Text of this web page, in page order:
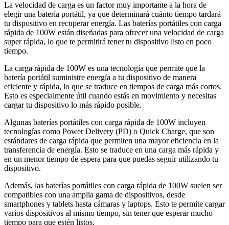
La velocidad de carga es un factor muy importante a la hora de
elegir una batería portátil, ya que determinará cuánto tiempo tardará
tu dispositivo en recuperar energía. Las baterías portátiles con carga
rápida de 100W están diseñadas para ofrecer una velocidad de carga
super rápida, lo que te permitirá tener tu dispositivo listo en poco
tiempo.
La carga rápida de 100W es una tecnología que permite que la
batería portátil suministre energía a tu dispositivo de manera
eficiente y rápida, lo que se traduce en tiempos de carga más cortos.
Esto es especialmente útil cuando estás en movimiento y necesitas
cargar tu dispositivo lo más rápido posible.
Algunas baterías portátiles con carga rápida de 100W incluyen
tecnologías como Power Delivery (PD) o Quick Charge, que son
estándares de carga rápida que permiten una mayor eficiencia en la
transferencia de energía. Esto se traduce en una carga más rápida y
en un menor tiempo de espera para que puedas seguir utilizando tu
dispositivo.
Además, las baterías portátiles con carga rápida de 100W suelen ser
compatibles con una amplia gama de dispositivos, desde
smartphones y tablets hasta cámaras y laptops. Esto te permite cargar
varios dispositivos al mismo tiempo, sin tener que esperar mucho
tiempo para que estén listos.